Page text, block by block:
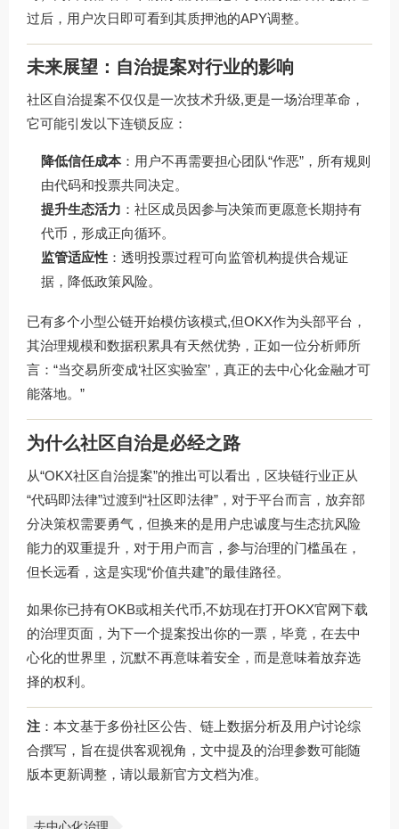
过后，用户次日即可看到其质押池的APY调整。
未来展望：自治提案对行业的影响
社区自治提案不仅仅是一次技术升级,更是一场治理革命，
它可能引发以下连锁反应：
降低信任成本：用户不再需要担心团队“作恶”，所有规则
由代码和投票共同决定。
提升生态活力 ：社区成员因参与决策而更愿意长期持有
代币，形成正向循环。
监管适应性 ：透明投票过程可向监管机构提供合规证
据，降低政策风险。
已有多个小型公链开始模仿该模式,但OKX作为头部平台，
其治理规模和数据积累具有天然优势，正如一位分析师所
言：“当交易所变成‘社区实验室’，真正的去中心化金融才可
能落地。”
为什么社区自治是必经之路
从“OKX社区自治提案”的推出可以看出，区块链行业正从
“代码即法律”过渡到“社区即法律”，对于平台而言，放弃部
分决策权需要勇气，但换来的是用户忠诚度与生态抗风险
能力的双重提升，对于用户而言，参与治理的门槛虽在，
但长远看，这是实现“价值共建”的最佳路径。
如果你已持有OKB或相关代币,不妨现在打开OKX官网下载
的治理页面，为下一个提案投出你的一票，毕竟，在去中
心化的世界里，沉默不再意味着安全，而是意味着放弃选
择的权利。
注 ：本文基于多份社区公告、链上数据分析及用户讨论综
合撰写，旨在提供客观视角，文中提及的治理参数可能随
版本更新调整，请以最新官方文档为准。